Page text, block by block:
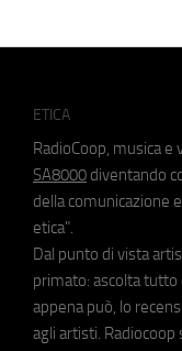
ETICA
RadioCoop, musica
SA8000 diventando
della comunicazione
etica".
Dal punto di vista
primato: ascolta tutto
appena può, lo
agli artisti. Radiocoop